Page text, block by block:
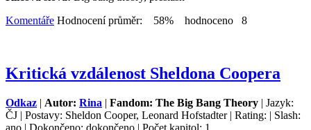
Komentáře Hodnocení průměr: 58% hodnoceno 8
Kritická vzdálenost Sheldona Coopera
Odkaz | Autor: Rina | Fandom: The Big Bang Theory | Jazyk:
ČJ | Postavy: Sheldon Cooper, Leonard Hofstadter | Rating: | Slash:
ano | Dokončeno: dokončeno | Počet kapitol: 1